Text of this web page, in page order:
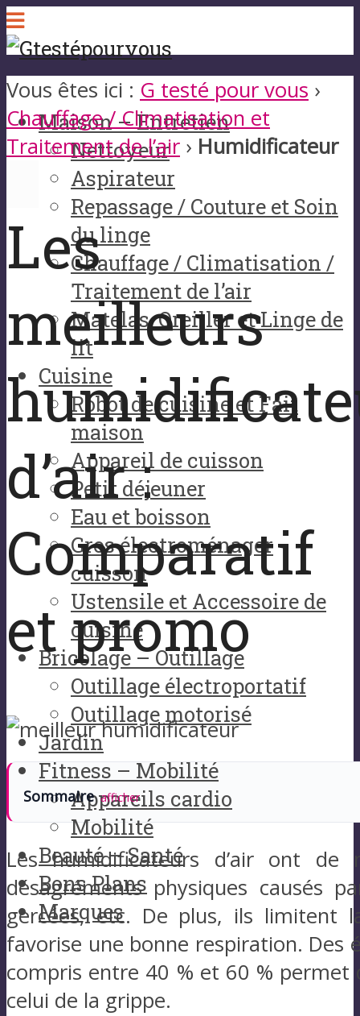
Maison – Entretien
Nettoyeur
Aspirateur
Repassage / Couture et Soin
du linge
Chauffage / Climatisation /
Traitement de l’air
Matelas, Oreiller et Linge de
lit
Cuisine
Robot de cuisine et Fait
maison
Appareil de cuisson
Petit déjeuner
Eau et boisson
Gros électroménager
cuisson
Ustensile et Accessoire de
cuisine
Bricolage – Outillage
Outillage électroportatif
Outillage motorisé
Jardin
Fitness – Mobilité
Appareils cardio
Mobilité
Beauté – Santé
Bons Plans
Marques
Vous êtes ici : G testé pour vous ›
Chauffage / Climatisation et
Traitement de l’air › Humidificateur
Les
meilleurs
d’air :
Comparatif
et promo
Sommaire afficher
Les humidificateurs d’air ont
désagréments physiques causés
gercées, etc. De plus, ils limitent
favorise une bonne respiration. Des
compris entre 40 % et 60 %
celui de la grippe.